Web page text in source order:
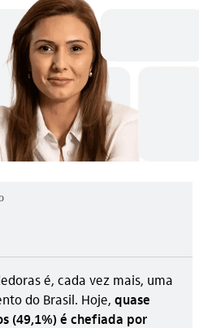
é, cada vez mais, uma
do Brasil. Hoje, quase
(49,1%) é chefiada por